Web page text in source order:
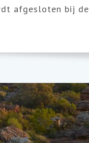
afgesloten bij de